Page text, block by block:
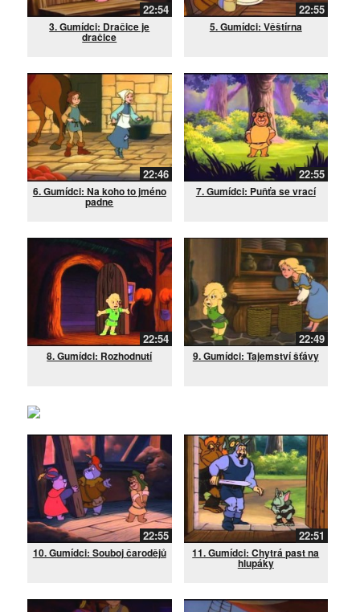
22:54
3. Gumídci: Dračice je
dračice
22:55
5. Gumídci: Věštírna
22:46
6. Gumídci: Na koho to jméno
padne
22:55
7. Gumídci: Puňťa se vrací
22:54
8. Gumídci: Rozhodnutí
22:49
9. Gumídci: Tajemství šťávy
22:55
10. Gumídci: Souboj čarodějů
22:51
11. Gumídci: Chytrá past na
hlupáky